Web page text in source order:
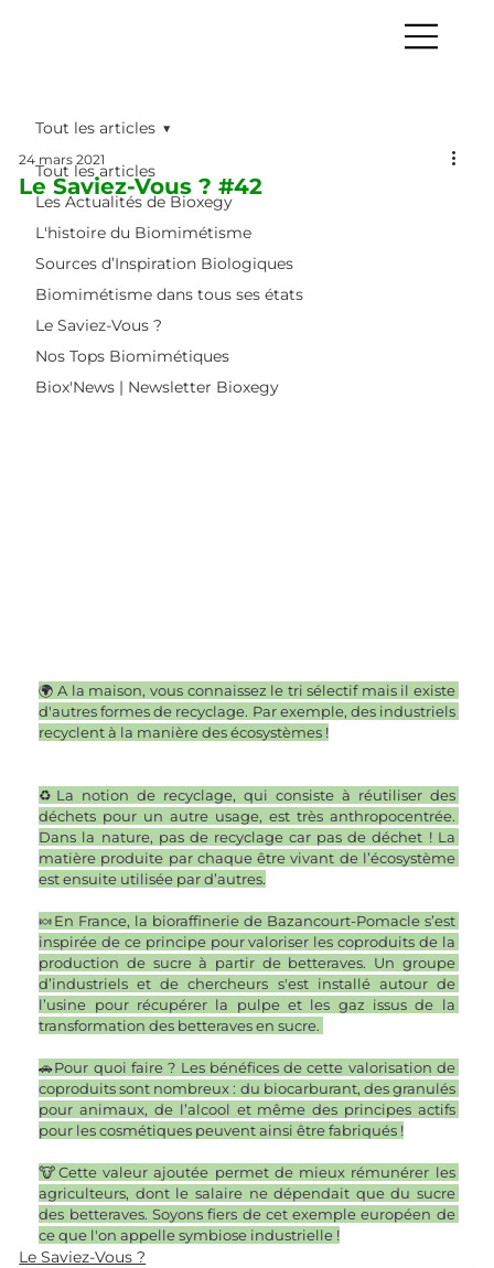
Tout les articles
Les Actualités de Bioxegy
L'histoire du Biomimétisme
Sources d’Inspiration Biologiques
Biomimétisme dans tous ses états
Le Saviez-Vous ?
Nos Tops Biomimétiques
Biox'News | Newsletter Bioxegy
Tout les articles
Le Saviez-Vous ? #42
24 mars 2021
🌍 A la maison, vous connaissez le tri sélectif mais il existe
d'autres formes de recyclage. Par exemple, des industriels
recyclent à la manière des écosystèmes !
♻️La notion de recyclage, qui consiste à réutiliser des
déchets pour un autre usage, est très anthropocentrée.
Dans la nature, pas de recyclage car pas de déchet ! La
matière produite par chaque être vivant de l’écosystème
est ensuite utilisée par d’autres.
🍬En France, la bioraffinerie de Bazancourt-Pomacle s’est
inspirée de ce principe pour valoriser les coproduits de la
production de sucre à partir de betteraves. Un groupe
d’industriels et de chercheurs s'est installé autour de
l’usine pour récupérer la pulpe et les gaz issus de la
transformation des betteraves en sucre.
🚗Pour quoi faire ? Les bénéfices de cette valorisation de
coproduits sont nombreux : du biocarburant, des granulés
pour animaux, de l’alcool et même des principes actifs
pour les cosmétiques peuvent ainsi être fabriqués !
🐮Cette valeur ajoutée permet de mieux rémunérer les
agriculteurs, dont le salaire ne dépendait que du sucre
des betteraves. Soyons fiers de cet exemple européen de
ce que l'on appelle symbiose industrielle !
Le Saviez-Vous ?